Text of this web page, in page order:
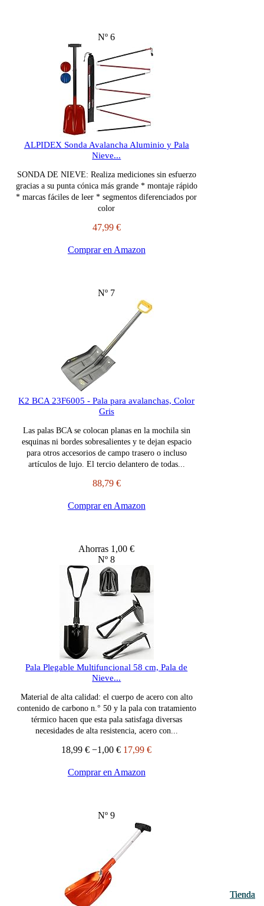
Nº 6
ALPIDEX Sonda Avalancha Aluminio y Pala
Nieve...
SONDA DE NIEVE: Realiza mediciones sin esfuerzo
gracias a su punta cónica más grande * montaje rápido
* marcas fáciles de leer * segmentos diferenciados por
color
47,99 €
Comprar en Amazon
Nº 7
K2 BCA 23F6005 - Pala para avalanchas, Color
Gris
Las palas BCA se colocan planas en la mochila sin
esquinas ni bordes sobresalientes y te dejan espacio
para otros accesorios de campo trasero o incluso
artículos de lujo. El tercio delantero de todas...
88,79 €
Comprar en Amazon
Ahorras 1,00 €
Nº 8
Pala Plegable Multifuncional 58 cm, Pala de
Nieve...
Material de alta calidad: el cuerpo de acero con alto
contenido de carbono n.° 50 y la pala con tratamiento
térmico hacen que esta pala satisfaga diversas
necesidades de alta resistencia, acero con...
18,99 € −1,00 € 17,99 €
Comprar en Amazon
Nº 9
Tienda
Tienda
Tienda